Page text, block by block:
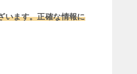
います。正確な情報に